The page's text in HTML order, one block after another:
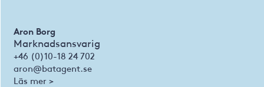
Aron Borg
Marknadsansvarig
+46 (0)10-18 24 702
aron@batagent.se
Läs mer >